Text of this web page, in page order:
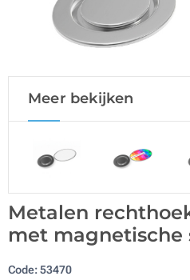
Meer bekijken
Metalen
met
Code:53470